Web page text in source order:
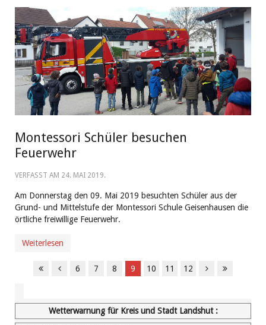
Montessori Schüler besuchen
Feuerwehr
VERFASST AM 24. MAI 2019.
Am Donnerstag den 09. Mai 2019 besuchten Schüler aus der
Grund- und Mittelstufe der Montessori Schule Geisenhausen die
örtliche freiwillige Feuerwehr.
Weiterlesen
6 7 8 9 10 11 12
Wetterwarnung für Kreis und Stadt Landshut :